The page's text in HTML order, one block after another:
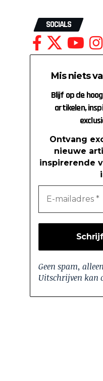
SOCIALS
Mis niets
Blijf op de
artikelen,
Ontvang
nieuwe
inspirerende
Geen spam,
Uitschrijven kan